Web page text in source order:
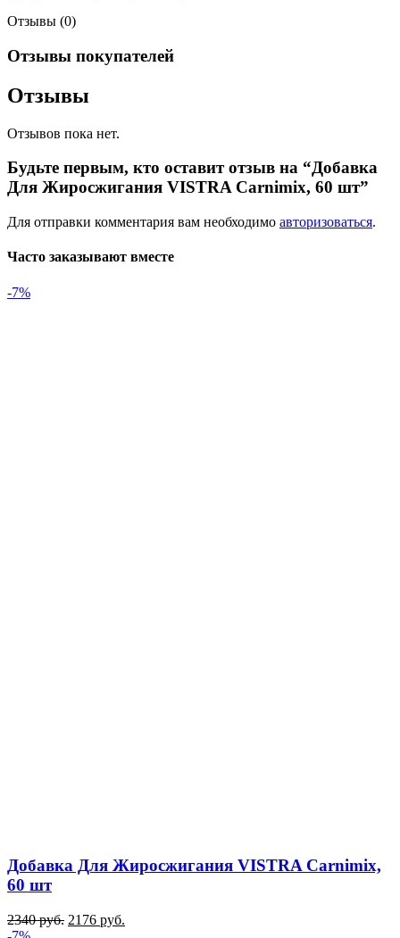
Отзывы (0)
Отзывы покупателей
Отзывы
Отзывов пока нет.
Будьте первым, кто оставит отзыв на “Добавка
Для Жиросжигания VISTRA Carnimix, 60 шт”
Для отправки комментария вам необходимо авторизоваться.
Часто заказывают вместе
-7%
Добавка Для Жиросжигания VISTRA Carnimix,
60 шт
2340руб. 2176 руб.